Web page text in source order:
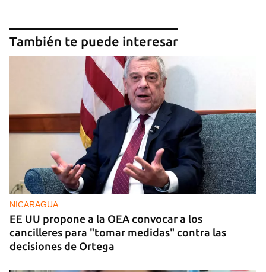
También te puede interesar
NICARAGUA
EE UU propone a la OEA convocar a los
cancilleres para "tomar medidas" contra las
decisiones de Ortega